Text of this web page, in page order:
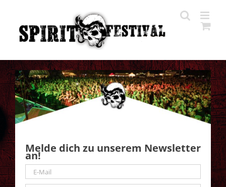
Melde dich zu unserem Newsletter
an!